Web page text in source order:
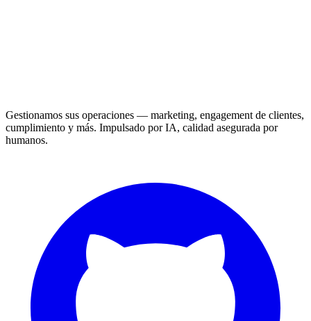
Gestionamos sus operaciones — marketing, engagement de clientes,
cumplimiento y más. Impulsado por IA, calidad asegurada por
humanos.